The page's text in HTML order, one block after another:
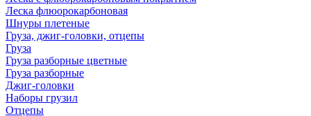
Леска флюорокарбоновая
Шнуры плетеные
Груза, джиг-головки, отцепы
Груза
Груза разборные цветные
Груза разборные
Джиг-головки
Наборы грузил
Отцепы